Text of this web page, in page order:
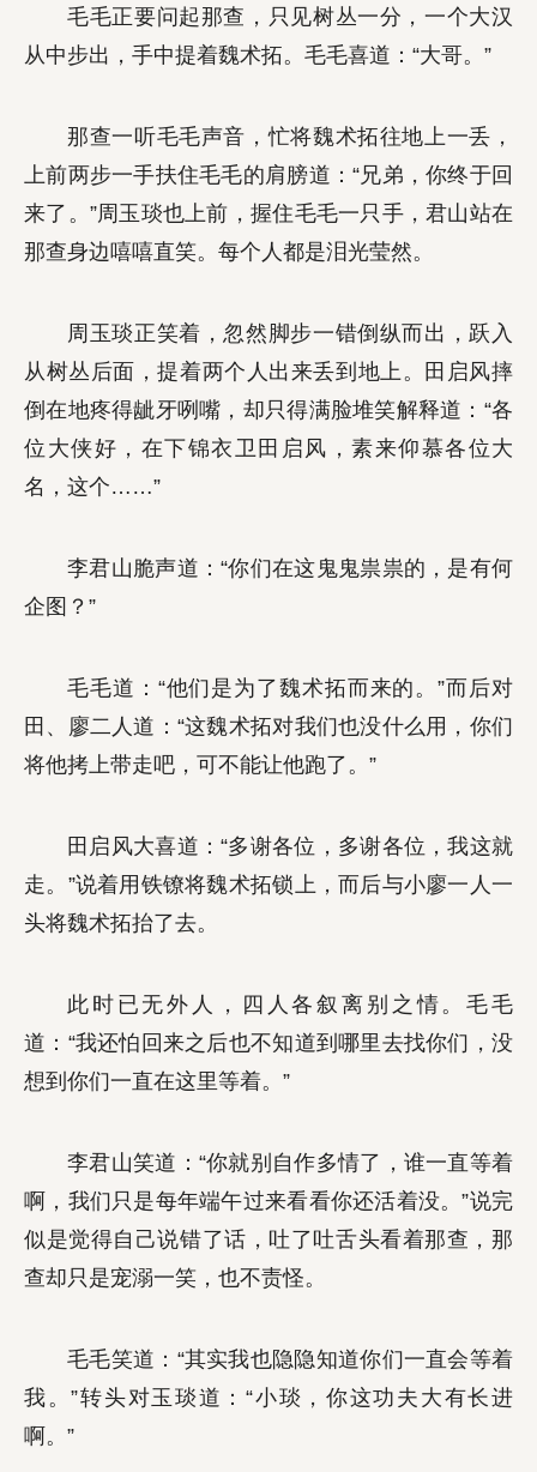
毛毛正要问起那查，只见树丛一分，一个大汉
从中步出，手中提着魏术拓。毛毛喜道：“大哥。”
那查一听毛毛声音，忙将魏术拓往地上一丢，
上前两步一手扶住毛毛的肩膀道：“兄弟，你终于回
来了。”周玉琰也上前，握住毛毛一只手，君山站在
那查身边嘻嘻直笑。每个人都是泪光莹然。
周玉琰正笑着，忽然脚步一错倒纵而出，跃入
从树丛后面，提着两个人出来丢到地上。田启风摔
倒在地疼得龇牙咧嘴，却只得满脸堆笑解释道：“各
位大侠好，在下锦衣卫田启风，素来仰慕各位大
名，这个……”
李君山脆声道：“你们在这鬼鬼祟祟的，是有何
企图？”
毛毛道：“他们是为了魏术拓而来的。”而后对
田、廖二人道：“这魏术拓对我们也没什么用，你们
将他拷上带走吧，可不能让他跑了。”
田启风大喜道：“多谢各位，多谢各位，我这就
走。”说着用铁镣将魏术拓锁上，而后与小廖一人一
头将魏术拓抬了去。
此时已无外人，四人各叙离别之情。毛毛
道：“我还怕回来之后也不知道到哪里去找你们，没
想到你们一直在这里等着。”
李君山笑道：“你就别自作多情了，谁一直等着
啊，我们只是每年端午过来看看你还活着没。”说完
似是觉得自己说错了话，吐了吐舌头看着那查，那
查却只是宠溺一笑，也不责怪。
毛毛笑道：“其实我也隐隐知道你们一直会等着
我。”转头对玉琰道：“小琰，你这功夫大有长进
啊。”